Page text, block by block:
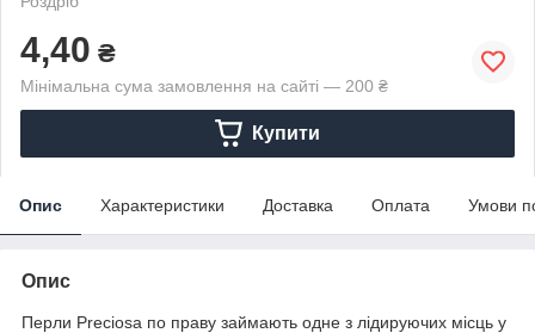
4,40 ₴
Мінімальна сума замовлення на сайті — 200 ₴
Купити
Опис Характеристики Доставка Оплата Умови
Опис
Перли Preciosa по праву займають одне з лідируючих місць у